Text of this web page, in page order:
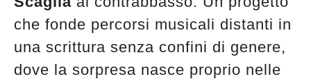
che fonde percorsi musicali distanti in
una scrittura senza confini di genere,
dove la sorpresa nasce proprio nelle